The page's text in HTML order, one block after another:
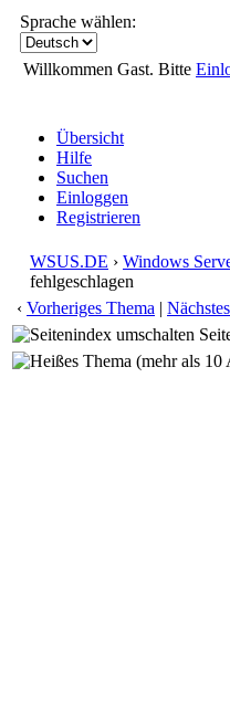
Sprache wählen:
Willkommen Gast. Bitte
Übersicht
Hilfe
Suchen
Einloggen
Registrieren
WSUS.DE › Windows
fehlgeschlagen
‹ Vorheriges Thema |